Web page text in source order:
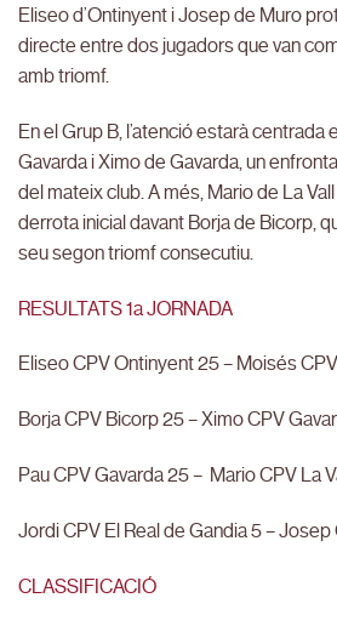
Eliseo d’Ontinyent i Josep de Muro
directe entre dos jugadors que van
amb triomf.
En el Grup B, l’atenció estarà centrada
Gavarda i Ximo de Gavarda, un
del mateix club. A més, Mario de La
derrota inicial davant Borja de Bicorp,
seu segon triomf consecutiu.
RESULTATS 1a JORNADA
Eliseo CPV Ontinyent 25 – Moisés
Borja CPV Bicorp 25 – Ximo CPV
Pau CPV Gavarda 25 – Mario CPV La
Jordi CPV El Real de Gandia 5 –
CLASSIFICACIÓ